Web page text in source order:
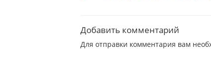
Добавить комментарий
Для отправки комментария вам